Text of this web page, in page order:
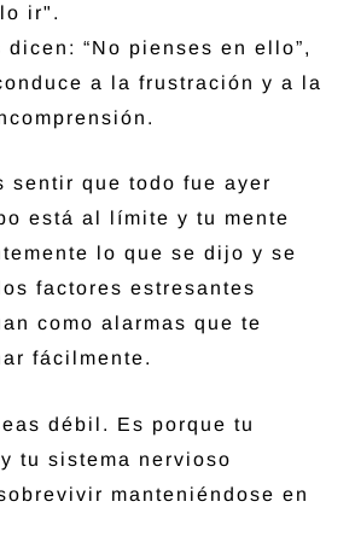
ir".
dicen: “No pienses en ello”,
a la frustración y a la
sentir que todo fue ayer
está al límite y tu mente
lo que se dijo y se
factores estresantes
como alarmas que te
fácilmente.
débil. Es porque tu
tu sistema nervioso
manteniéndose en